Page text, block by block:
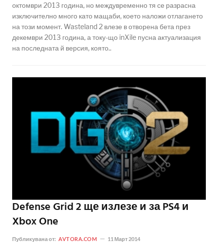
октомври 2013 година, но междувременно тя се разрасна
изключително много като мащаби, което наложи отлагането
на този момент. Wasteland 2 влезе в отворена бета през
декември 2013 година, а току-що inXile пусна актуализация
на последната й версия, която..
Defense Grid 2 ще излезе и за PS4 и
Xbox One
Публикувана от: AVTORA.COM 11 Март 2014